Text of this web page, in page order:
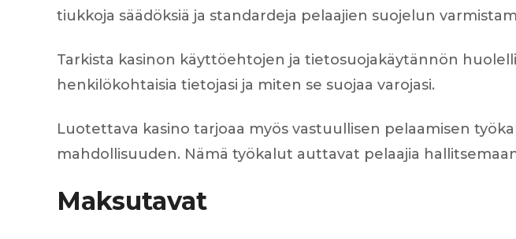
tiukkoja säädöksiä ja standardeja pelaajien suojelun
Tarkista kasinon käyttöehtojen ja tietosuojakäytännön
henkilökohtaisia tietojasi ja miten se suojaa varojasi.
Luotettava kasino tarjoaa myös vastuullisen pelaamisen
mahdollisuuden. Nämä työkalut auttavat pelaajia
Maksutavat